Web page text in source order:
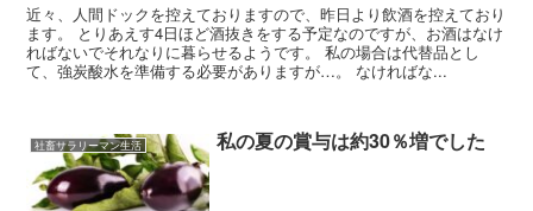
近々、人間ドックを控えておりますので、昨日より飲酒を控えており
ます。 とりあえす4日ほど酒抜きをする予定なのですが、お酒はなけ
ればないでそれなりに暮らせるようです。 私の場合は代替品とし
て、強炭酸水を準備する必要がありますが…。 なければな...
社畜サラリーマン生活 私の夏の賞与は約30％増でした